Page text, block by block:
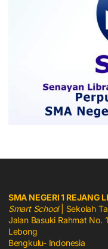
SMA NEGERI 1 REJANG
Smart School| Sekolah
Jalan Basuki Rahmat No.
Lebong
Bengkulu- Indonesia